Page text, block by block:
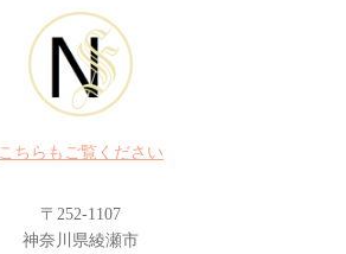
こちらもご覧ください
〒252-1107
神奈川県綾瀬市